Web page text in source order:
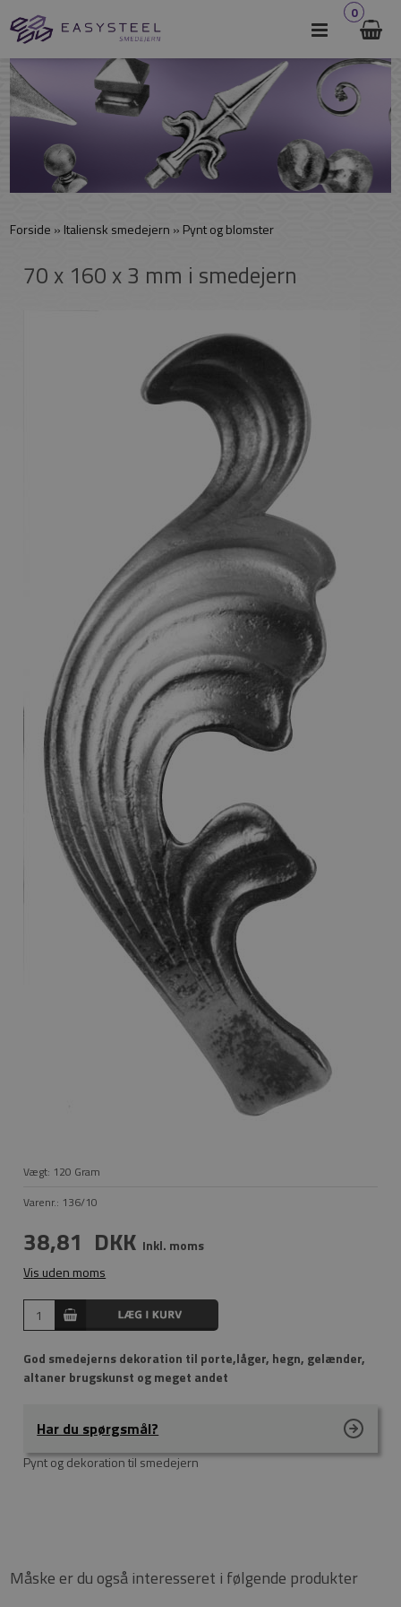
0
Forside » Italiensk smedejern » Pynt og blomster
70 x 160 x 3 mm i smedejern
Vægt: 120 Gram
Varenr.: 136/10
38,81 DKK Inkl. moms
Vis uden moms
God smedejerns dekoration til porte,låger, hegn, gelænder,
altaner brugskunst og meget andet
Har du spørgsmål?
Pynt og dekoration til smedejern
Måske er du også interesseret i følgende produkter